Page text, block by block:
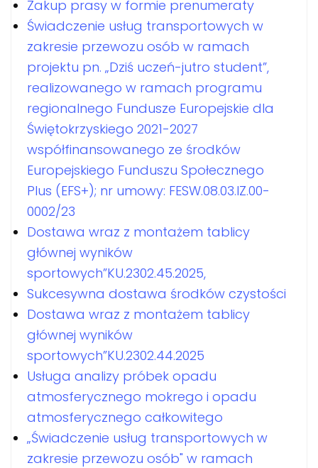
Zakup prasy w formie prenumeraty
Świadczenie usług transportowych w
zakresie przewozu osób w ramach
projektu pn. „Dziś uczeń-jutro student”,
realizowanego w ramach programu
regionalnego Fundusze Europejskie dla
Świętokrzyskiego 2021-2027
współfinansowanego ze środków
Europejskiego Funduszu Społecznego
Plus (EFS+); nr umowy: FESW.08.03.IZ.00-
0002/23
Dostawa wraz z montażem tablicy
głównej wyników
sportowych”KU.2302.45.2025,
Sukcesywna dostawa środków czystości
Dostawa wraz z montażem tablicy
głównej wyników
sportowych”KU.2302.44.2025
Usługa analizy próbek opadu
atmosferycznego mokrego i opadu
atmosferycznego całkowitego
„Świadczenie usług transportowych w
zakresie przewozu osób" w ramach